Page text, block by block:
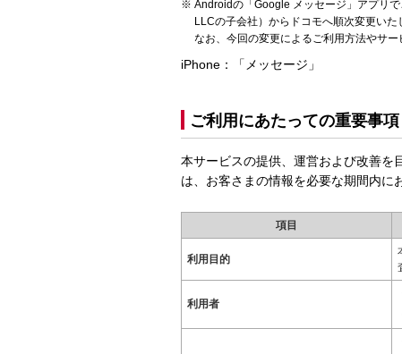
Androidの「Google メッセージ」アプリ
LLCの子会社）からドコモへ順次変更いた
なお、今回の変更によるご利用方法やサ
iPhone：「メッセージ」
ご利用にあたっての重要事
本サービスの提供、運営および改善を
は、お客さまの情報を必要な期間内に
項目
利用目的
利用者